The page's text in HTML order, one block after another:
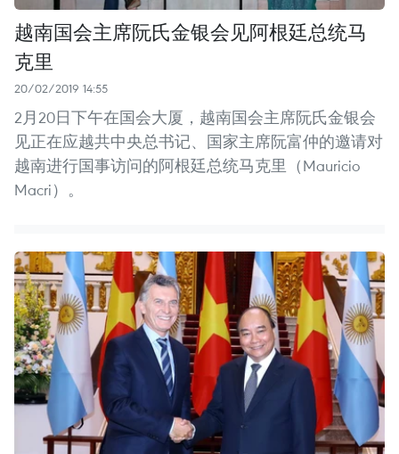
越南国会主席阮氏金银会见阿根廷总统马
克里
20/02/2019 14:55
2月20日下午在国会大厦，越南国会主席阮氏金银会
见正在应越共中央总书记、国家主席阮富仲的邀请对
越南进行国事访问的阿根廷总统马克里（Mauricio
Macri）。